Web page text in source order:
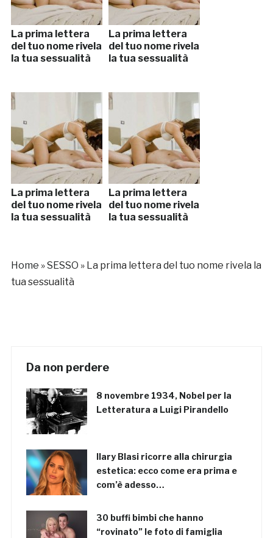
La prima lettera
del tuo nome rivela
la tua sessualità
La prima lettera
del tuo nome rivela
la tua sessualità
La prima lettera
del tuo nome rivela
la tua sessualità
La prima lettera
del tuo nome rivela
la tua sessualità
Home »SESSO » La prima lettera del tuo nome rivela la
tua sessualità
Da non perdere
8 novembre 1934, Nobel per la
Letteratura a Luigi Pirandello
Ilary Blasi ricorre alla chirurgia
estetica: ecco come era prima e
com’è adesso…
30 buffi bimbi che hanno
“rovinato” le foto di famiglia